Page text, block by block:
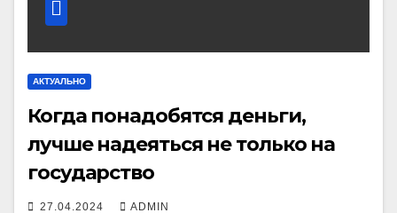
АКТУАЛЬНО
Когда понадобятся деньги,
лучше надеяться не только на
государство
27.04.2024 ADMIN